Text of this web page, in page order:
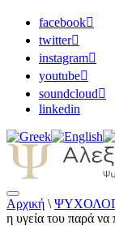
facebook
twitter
instagram
youtube
soundcloud
linkedin
Αλεξάνδρα
Αρχική \
η υγεία του παρά να